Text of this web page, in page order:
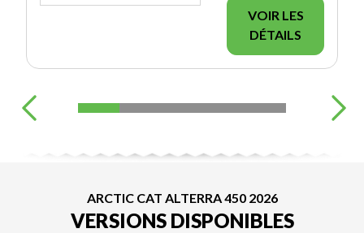
VOIR LES
DÉTAILS
ARCTIC CAT ALTERRA 450 2026
VERSIONS DISPONIBLES